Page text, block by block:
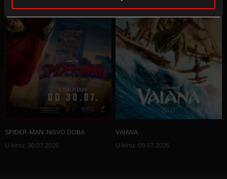
SPIDER-MAN: NOVO DOBA
U kinu: 30.07.2026
VAIANA
U kinu: 09.07.2026